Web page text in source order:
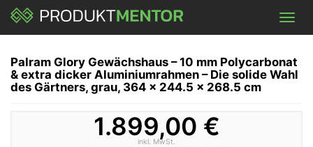
Skip
main
Palram Glory Gewächshaus – 10 mm Polycarbonat
& extra dicker Aluminiumrahmen – Die solide Wahl
des Gärtners, grau, 364 x 244.5 x 268.5 cm
1.899,00 €
inkl. MwSt.